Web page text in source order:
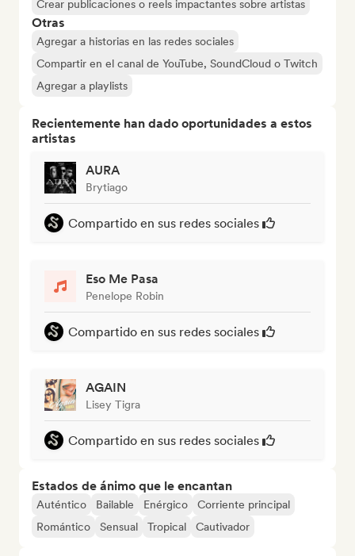
Crear publicaciones o reels impactantes sobre artistas
Otras
Agregar a historias en las redes sociales
Compartir en el canal de YouTube, SoundCloud o Twitch
Agregar a playlists
Recientemente han dado oportunidades a estos
artistas
AURA
Brytiago
Compartido en sus redes sociales
Eso Me Pasa
Penelope Robin
Compartido en sus redes sociales
AGAIN
Lisey Tigra
Compartido en sus redes sociales
Estados de ánimo que le encantan
Auténtico Bailable Enérgico
Corriente principal
Romántico
Sensual Tropical Cautivador